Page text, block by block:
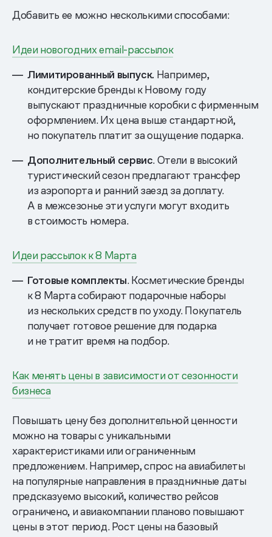
Добавить ее можно несколькими способами:
Идеи новогодних email-рассылок
Лимитированный выпуск. Например,
кондитерские бренды к Новому году
выпускают праздничные коробки с фирменным
оформлением. Их цена выше стандартной,
но покупатель платит за ощущение подарка.
Дополнительный сервис. Отели в высокий
туристический сезон предлагают трансфер
из аэропорта и ранний заезд за доплату.
А в межсезонье эти услуги могут входить
в стоимость номера.
Идеи рассылок к 8 Марта
Готовые комплекты. Косметические бренды
к 8 Марта собирают подарочные наборы
из нескольких средств по уходу. Покупатель
получает готовое решение для подарка
и не тратит время на подбор.
Как менять цены в зависимости от сезонности
бизнеса
Повышать цену без дополнительной ценности
можно на товары с уникальными
характеристиками или ограниченным
предложением. Например, спрос на авиабилеты
на популярные направления в праздничные даты
предсказуемо высокий, количество рейсов
ограничено, и авиакомпании планово повышают
цены в этот период. Рост цены на базовый